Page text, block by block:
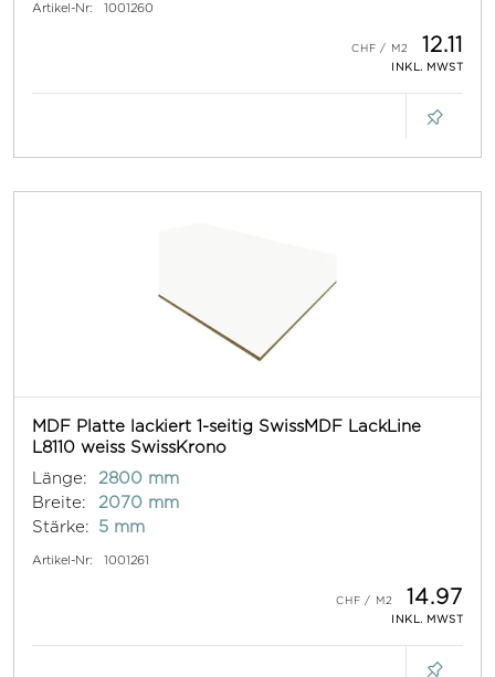
Artikel-Nr: 1001260
12.11
INKL. MWST
MDF Platte lackiert 1-seitig SwissMDF LackLine
L8110 weiss SwissKrono
Länge:
2800 mm
Breite:
2070 mm
Stärke:
5 mm
Artikel-Nr: 1001261
14.97
INKL. MWST